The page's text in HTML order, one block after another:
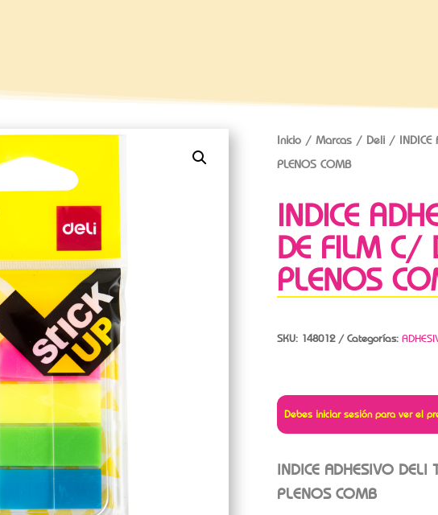
Inicio/ Marcas/ Deli/ INDICE
PLENOS COMB
INDICE
DE FILM C/
PLENOS
SKU: 148012 Categorías:
Debes iniciar sesión para ver el
INDICE ADHESIVO
PLENOS COMB